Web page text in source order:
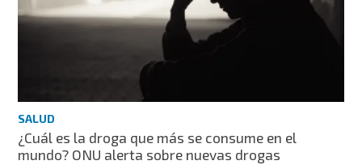
SALUD
¿Cuál es la droga que más se consume en el
mundo? ONU alerta sobre nuevas drogas